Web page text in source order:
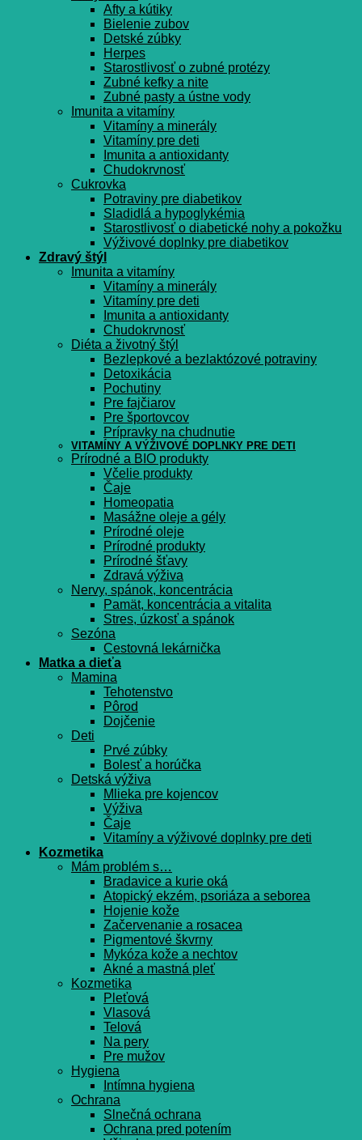
Afty a kútiky
Bielenie zubov
Detské zúbky
Herpes
Starostlivosť o zubné protézy
Zubné kefky a nite
Zubné pasty a ústne vody
Imunita a vitamíny
Vitamíny a minerály
Vitamíny pre deti
Imunita a antioxidanty
Chudokrvnosť
Cukrovka
Potraviny pre diabetikov
Sladidlá a hypoglykémia
Starostlivosť o diabetické nohy a pokožku
Výživové doplnky pre diabetikov
Zdravý štýl
Imunita a vitamíny
Vitamíny a minerály
Vitamíny pre deti
Imunita a antioxidanty
Chudokrvnosť
Diéta a životný štýl
Bezlepkové a bezlaktózové potraviny
Detoxikácia
Pochutiny
Pre fajčiarov
Pre športovcov
Prípravky na chudnutie
VITAMÍNY A VÝŽIVOVÉ DOPLNKY PRE DETI
Prírodné a BIO produkty
Včelie produkty
Čaje
Homeopatia
Masážne oleje a gély
Prírodné oleje
Prírodné produkty
Prírodné šťavy
Zdravá výživa
Nervy, spánok, koncentrácia
Pamät, koncentrácia a vitalita
Stres, úzkosť a spánok
Sezóna
Cestovná lekárnička
Matka a dieťa
Mamina
Tehotenstvo
Pôrod
Dojčenie
Deti
Prvé zúbky
Bolesť a horúčka
Detská výživa
Mlieka pre kojencov
Výživa
Čaje
Vitamíny a výživové doplnky pre deti
Kozmetika
Mám problém s…
Bradavice a kurie oká
Atopický ekzém, psoriáza a seborea
Hojenie kože
Začervenanie a rosacea
Pigmentové škvrny
Mykóza kože a nechtov
Akné a mastná pleť
Kozmetika
Pleťová
Vlasová
Telová
Na pery
Pre mužov
Hygiena
Intímna hygiena
Ochrana
Slnečná ochrana
Ochrana pred potením